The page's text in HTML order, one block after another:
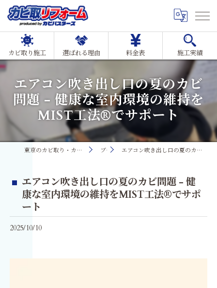
カビ取り施工 選ばれる理由 料金表 施工実績
エアコン吹き出し口の夏のカビ
問題 - 健康な室内環境の維持を
MIST工法®でサポート
東京のカビ取り・カビ対策ならMIST工法®カビ取リフォーム ブログ エアコン吹き出し口の夏のカビ問題 - 健康な室内環境の維持をMIST工法®でサポート
エアコン吹き出し口の夏のカビ問題 - 健
康な室内環境の維持をMIST工法®でサポ
ート
2025/10/10